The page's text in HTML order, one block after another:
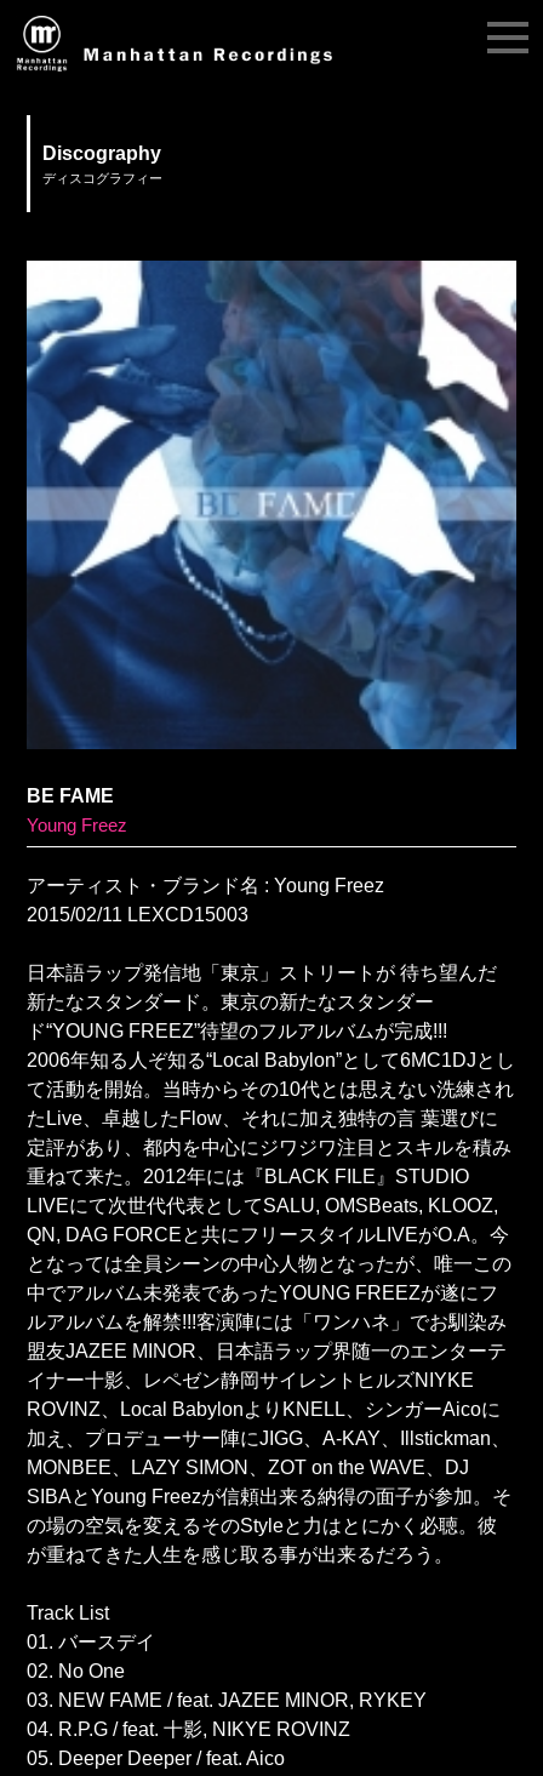
Discography
ディスコグラフィー
BE FAME
Young Freez
アーティスト・ブランド名 : Young Freez
2015/02/11 LEXCD15003
日本語ラップ発信地「東京」ストリートが 待ち望んだ
新たなスタンダード。東京の新たなスタンダー
ド“YOUNG FREEZ”待望のフルアルバムが完成!!!
2006年知る人ぞ知る“Local Babylon”として6MC1DJとし
て活動を開始。当時からその10代とは思えない洗練され
たLive、卓越したFlow、それに加え独特の言 葉選びに
定評があり、都内を中心にジワジワ注目とスキルを積み
重ねて来た。2012年には『BLACK FILE』STUDIO
LIVEにて次世代代表としてSALU, OMSBeats, KLOOZ,
QN, DAG FORCEと共にフリースタイルLIVEがO.A。今
となっては全員シーンの中心人物となったが、唯一この
中でアルバム未発表であったYOUNG FREEZが遂にフ
ルアルバムを解禁!!!客演陣には「ワンハネ」でお馴染み
盟友JAZEE MINOR、日本語ラップ界随一のエンターテ
イナー十影、レペゼン静岡サイレントヒルズNIYKE
ROVINZ、Local BabylonよりKNELL、シンガーAicoに
加え、プロデューサー陣にJIGG、A-KAY、Illstickman、
MONBEE、LAZY SIMON、ZOT on the WAVE、DJ
SIBAとYoung Freezが信頼出来る納得の面子が参加。そ
の場の空気を変えるそのStyleと力はとにかく必聴。彼
が重ねてきた人生を感じ取る事が出来るだろう。
Track List
01. バースデイ
02. No One
03. NEW FAME / feat. JAZEE MINOR, RYKEY
04. R.P.G / feat. 十影, NIKYE ROVINZ
05. Deeper Deeper / feat. Aico